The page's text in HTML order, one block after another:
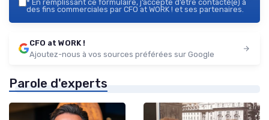
* En remplissant ce formulaire, j’accepte d’être contacté(e) à
des fins commerciales par CFO at WORK ! et ses partenaires.
CFO at WORK !
Ajoutez-nous à vos sources préférées sur Google
Parole d'experts